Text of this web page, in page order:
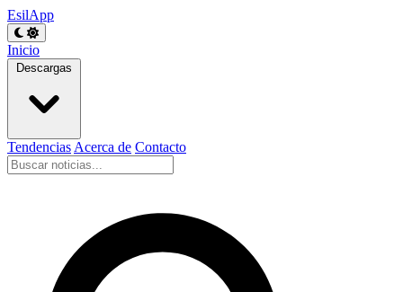
EsilApp
Inicio
Descargas
Tendencias Acerca de Contacto